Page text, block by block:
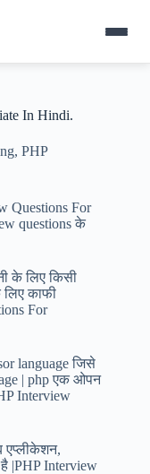
In Hindi.
, PHP
Questions For
questions के
के लिए किसी
लिए काफी
For
language जिसे
| php एक ओपन
Interview
एप्लीकेशन,
|PHP Interview